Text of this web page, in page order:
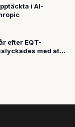
i AI-
efter EQT-
med att